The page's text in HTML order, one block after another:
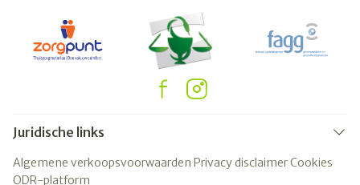
Juridische links
Algemene verkoopsvoorwaarden Privacy disclaimerCookies
ODR-platform